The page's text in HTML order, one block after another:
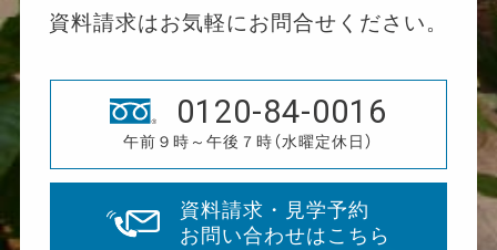
資料請求はお気軽にお問合せください。
0120-84-0016
午前９時～午後７時（水曜定休日）
資料請求・見学予約
お問い合わせはこちら